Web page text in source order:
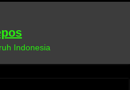
Indonesia